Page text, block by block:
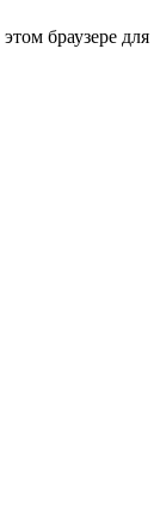
браузере для